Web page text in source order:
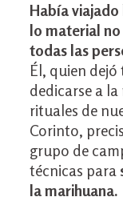
Había
lo material
todas las
Él, quien dejó
dedicarse a
rituales de
Corinto,
grupo de
técnicas para
la marihuana.